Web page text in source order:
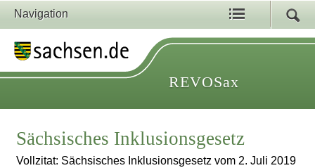
Navigation
REVOSax
Sächsisches Inklusionsgesetz
Vollzitat: Sächsisches Inklusionsgesetz vom 2. Juli 2019